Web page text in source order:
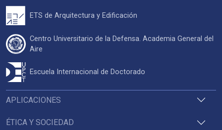
APLICACIONES
ÉTICA Y SOCIEDAD
ETS de Arquitectura y Edificación
Centro Universitario de la Defensa. Academia General del
Aire
Escuela Internacional de Doctorado